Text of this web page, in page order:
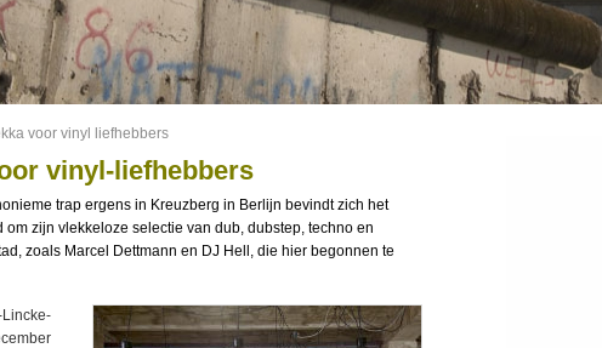
voor vinyl liefhebbers
vinyl-liefhebbers
trap ergens in Kreuzberg in Berlijn bevindt zich het
om zijn vlekkeloze selectie van dub, dubstep, techno en
, zoals Marcel Dettmann en DJ Hell, die hier begonnen te